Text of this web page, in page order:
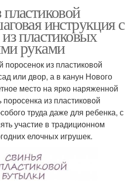
инструкция с
пластиковых
руками
из пластиковой
или двор, а в канун Нового
место на ярко наряженной
поросенка из пластиковой
труда даже для ребенка, с
участие в традиционном
елочных игрушек.